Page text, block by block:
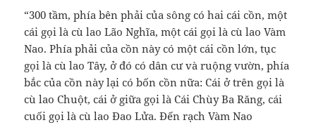
“300 tầm, phía bên phải của sông có hai cái cồn, một
cái gọi là cù lao Lão Nghĩa, một cái gọi là cù lao Vàm
Nao. Phía phải của cồn này có một cái cồn lớn, tục
gọi là cù lao Tây, ở đó có dân cư và ruộng vườn, phía
bắc của cồn này lại có bốn cồn nữa: Cái ở trên gọi là
cù lao Chuột, cái ở giữa gọi là Cái Chùy Ba Răng, cái
cuối gọi là cù lao Đao Lửa. Đến rạch Vàm Nao